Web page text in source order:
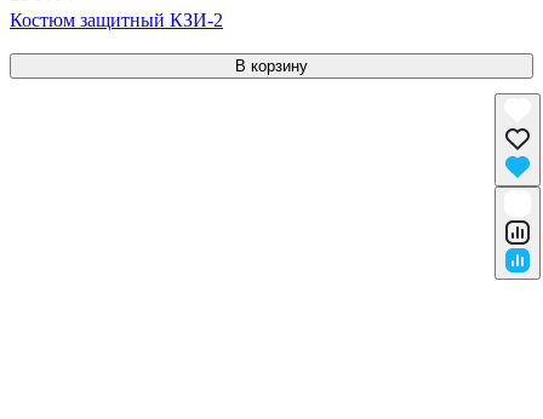
Костюм защитный КЗИ-2
В корзину